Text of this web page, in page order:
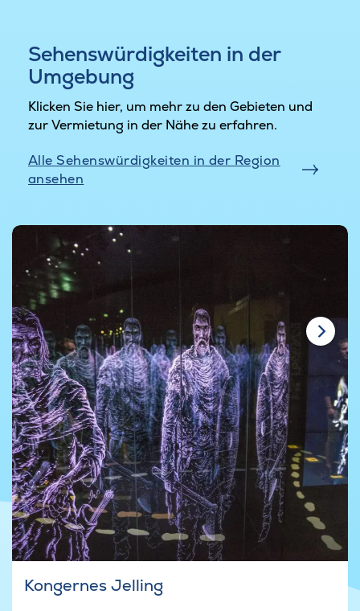
Sehenswürdigkeiten in der
Umgebung
Klicken Sie hier, um mehr zu den Gebieten und
zur Vermietung in der Nähe zu erfahren.
Alle Sehenswürdigkeiten in der Region
ansehen
Kongernes Jelling